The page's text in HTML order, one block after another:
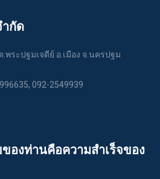
กัด
ระปฐมเจดีย์ อ.เมือง จ.นครปฐม
092-2549939
องท่านคือความสําเร็จของ